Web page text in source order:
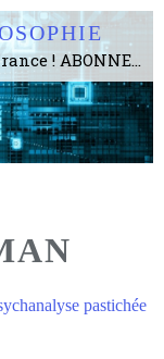
Le plus gros site de philosophie de France ! ABONNEZ-VOUS ! 4115 Articles, 1634 abonné·e·s, depuis 2006 . . . . . . . . 2 852 214 pages vues jusqu'à présent. Prestance et être apte à un plus grand nombre de choses.
pastichée